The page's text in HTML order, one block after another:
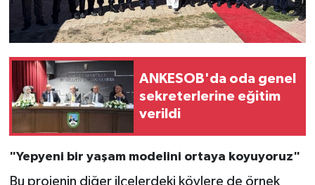
ANKESOB'da oda genel
sekreterlerine eğitim
verildi
"Yepyeni bir yaşam modelini ortaya koyuyoruz"
Bu projenin diğer ilçelerdeki köylere de örnek